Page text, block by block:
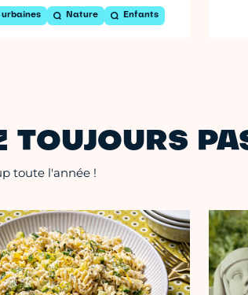
urbaines Nature Enfants
TOUJOURS
toute l'année !